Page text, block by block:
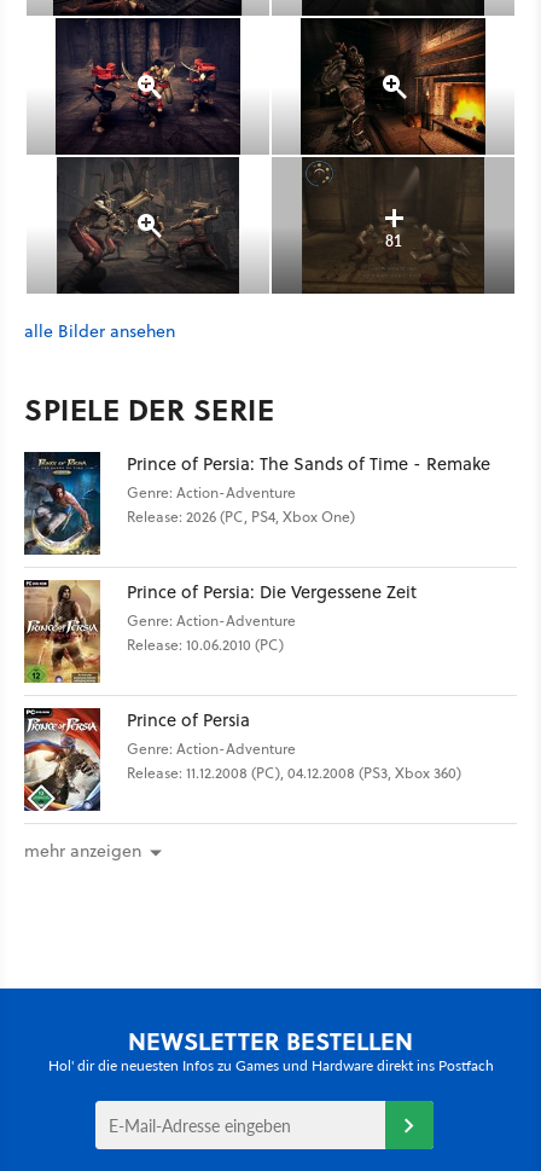
81
alle Bilder ansehen
SPIELE DER SERIE
Prince of Persia: The Sands of Time - Remake
Genre: Action-Adventure
Release: 2026 (PC, PS4, Xbox One)
Prince of Persia: Die Vergessene Zeit
Genre: Action-Adventure
Release: 10.06.2010 (PC)
Prince of Persia
Genre: Action-Adventure
Release: 11.12.2008 (PC), 04.12.2008 (PS3, Xbox 360)
mehr anzeigen
NEWSLETTER BESTELLEN
Hol' dir die neuesten Infos zu Games und Hardware direkt ins Postfach